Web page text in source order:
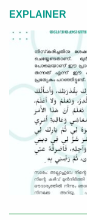
EXPLAINER